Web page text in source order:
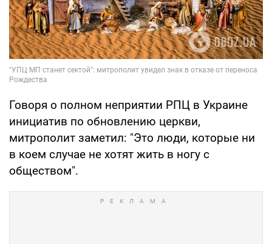
Говоря о полном неприятии РПЦ в Украине
инициатив по обновлению церкви,
митрополит заметил: "Это люди, которые ни
в коем случае не хотят жить в ногу с
обществом".